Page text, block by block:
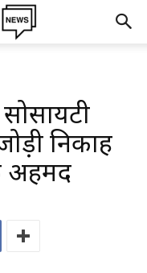
निकाह